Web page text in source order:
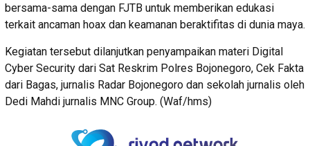
bersama-sama dengan FJTB untuk memberikan edukasi
terkait ancaman hoax dan keamanan beraktifitas di dunia maya.
Kegiatan tersebut dilanjutkan penyampaikan materi Digital
Cyber Security dari Sat Reskrim Polres Bojonegoro, Cek Fakta
dari Bagas, jurnalis Radar Bojonegoro dan sekolah jurnalis oleh
Dedi Mahdi jurnalis MNC Group. (Waf/hms)